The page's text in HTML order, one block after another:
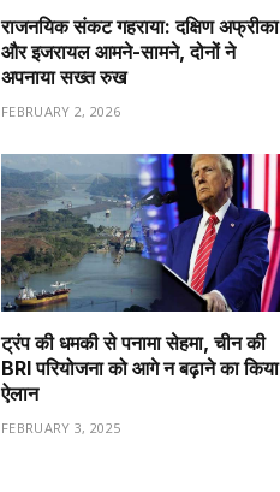
राजनयिक संकट गहराया: दक्षिण अफ्रीका
और इजरायल आमने-सामने, दोनों ने
अपनाया सख्त रुख
FEBRUARY 2, 2026
ट्रंप की धमकी से पनामा सेहमा, चीन की
BRI परियोजना को आगे न बढ़ाने का किया
ऐलान
FEBRUARY 3, 2025